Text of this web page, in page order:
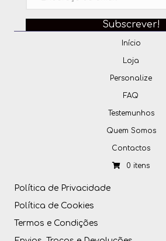
Subscrever!
Início
Loja
Personalize
FAQ
Testemunhos
Quem Somos
Contactos
0 itens
Política de Privacidade
Política de Cookies
Termos e Condições